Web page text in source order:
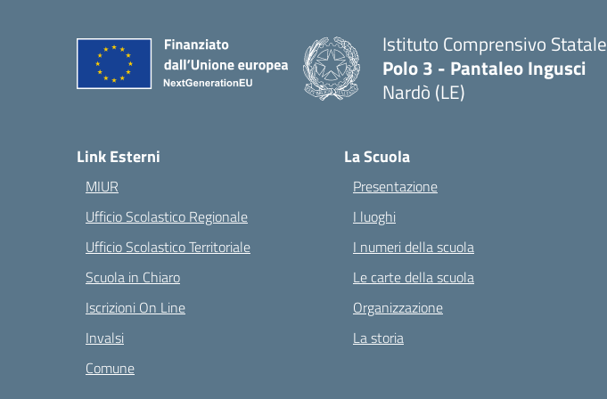
Istituto Comprensivo Statale
Polo 3 - Pantaleo Ingusci
Nardò (LE)
Link Esterni
MIUR
Ufficio Scolastico Regionale
Ufficio Scolastico Territoriale
Scuola in Chiaro
Iscrizioni On Line
Invalsi
Comune
La Scuola
Presentazione
I luoghi
I numeri della scuola
Le carte della scuola
Organizzazione
La storia